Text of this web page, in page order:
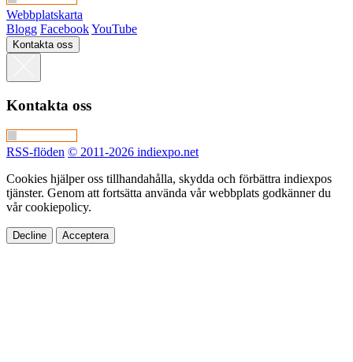
Webbplatskarta
Blogg FacebookYouTube
Kontakta oss
Kontakta oss
RSS-flöden © 2011-2026 indiexpo.net
Cookies hjälper oss tillhandahålla, skydda och förbättra indiexpos
tjänster. Genom att fortsätta använda vår webbplats godkänner du
vår cookiepolicy.
Decline Acceptera